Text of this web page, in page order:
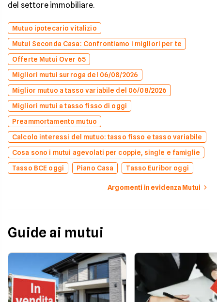
del settore immobiliare.
Mutuo ipotecario vitalizio
Mutui Seconda Casa: Confrontiamo i migliori per te
Offerte Mutui Over 65
Migliori mutui surroga del 06/08/2026
Miglior mutuo a tasso variabile del 06/08/2026
Migliori mutui a tasso fisso di oggi
Preammortamento mutuo
Calcolo interessi del mutuo: tasso fisso e tasso variabile
Cosa sono i mutui agevolati per coppie, single e famiglie
Tasso BCE oggi
Piano Casa Tasso Euribor oggi
Argomenti in evidenza Mutui
Guide ai mutui